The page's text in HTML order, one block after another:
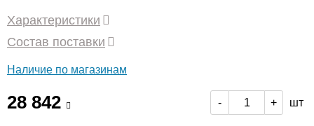
Характеристики
Состав поставки
Наличие по магазинам
28 842 - + шт